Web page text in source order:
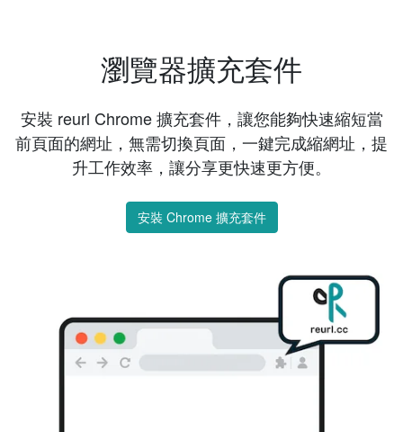
瀏覽器擴充套件
安裝 reurl Chrome 擴充套件，讓您能夠快速縮短當
前頁面的網址，無需切換頁面，一鍵完成縮網址，提
升工作效率，讓分享更快速更方便。
安裝 Chrome 擴充套件